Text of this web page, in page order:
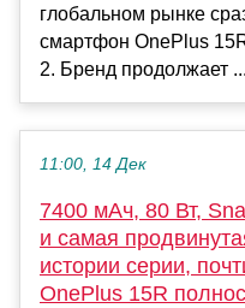
глобальном рынке
смартфон OnePlus
2. Бренд продолжает ...
11:00, 14 Дек
7400 мАч, 80 Вт,
и самая
истории серии,
OnePlus 15R